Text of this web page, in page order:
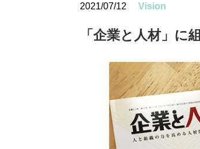
2021/07/12 Vision
「企業と人材」に